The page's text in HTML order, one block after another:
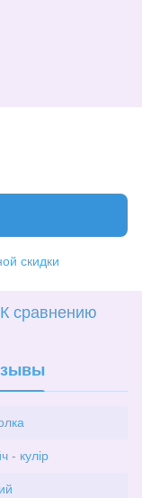
скидки
К сравнению
- кулір